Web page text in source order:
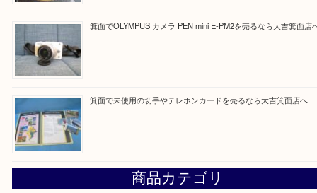
Facebook
Twitter
箕面で真珠のアクセサリーを売るなら大吉箕面店へ